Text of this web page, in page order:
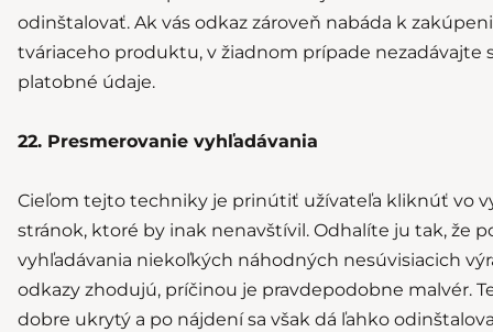
odinštalovať. Ak vás odkaz zároveň nabáda k
tváriaceho produktu, v žiadnom prípade nezadávajte
platobné údaje.
22. Presmerovanie vyhľadávania
Cieľom tejto techniky je prinútiť užívateľa kliknúť vo
stránok, ktoré by inak nenavštívil. Odhalíte ju tak, že
vyhľadávania niekoľkých náhodných nesúvisiacich
odkazy zhodujú, príčinou je pravdepodobne malvér.
dobre ukrytý a po nájdení sa však dá ľahko